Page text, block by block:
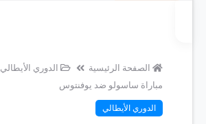
الصفحة الرئيسية الدوري الأيطالي
مباراة ساسولو ضد يوفنتوس
الدوري الأيطالي